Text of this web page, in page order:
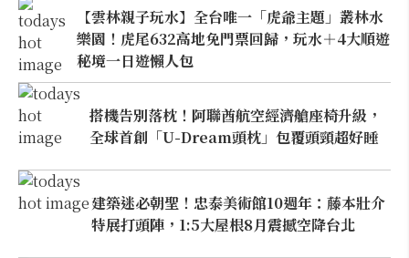
【雲林親子玩水】全台唯一「虎爺主題」叢林水
樂園！虎尾632高地免門票回歸，玩水＋4大順遊
秘境一日遊懶人包
搭機告別落枕！阿聯酋航空經濟艙座椅升級，
全球首創「U-Dream頭枕」包覆頭頸超好睡
建築迷必朝聖！忠泰美術館10週年：藤本壯介
特展打頭陣，1:5大屋根8月震撼空降台北